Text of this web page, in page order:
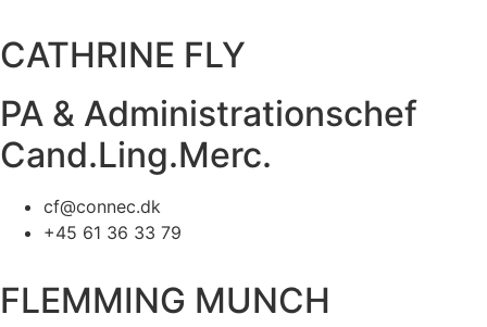
CATHRINE FLY
PA & Administrationschef
Cand.Ling.Merc.
cf@connec.dk
+45 61 36 33 79
FLEMMING MUNCH